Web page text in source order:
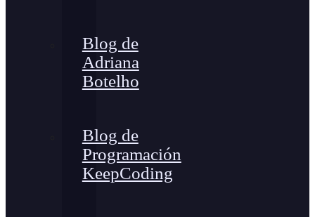
Blog de
Adriana
Botelho
Blog de
Programación
KeepCoding